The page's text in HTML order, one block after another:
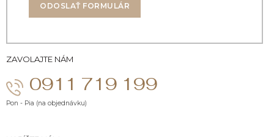
ZAVOLAJTE NÁM
0911 719 199
Pon - Pia (na objednávku)
ODOSLAŤ FORMULÁR